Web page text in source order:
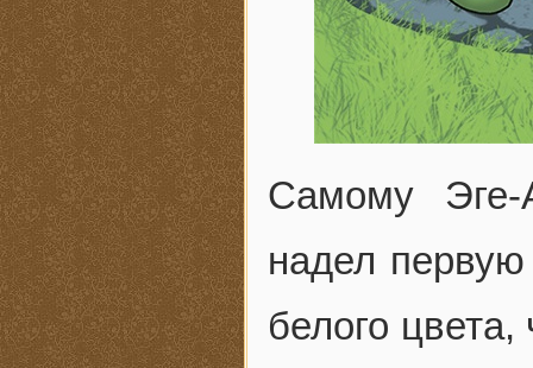
Самому Эге-
надел
белого